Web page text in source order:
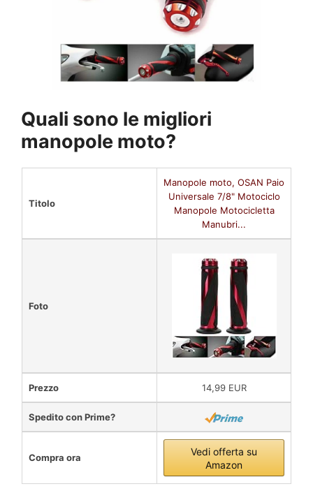
Quali sono le migliori
manopole moto?
Titolo
Manopole moto, OSAN Paio
Universale 7/8" Motociclo
Manopole Motocicletta
Manubri...
Foto
Prezzo 14,99 EUR
Spedito con Prime?
Compra ora
Vedi offerta su
Amazon